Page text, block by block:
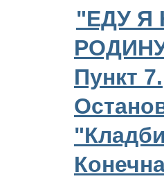
"ЕДУ Я
Пункт 7.